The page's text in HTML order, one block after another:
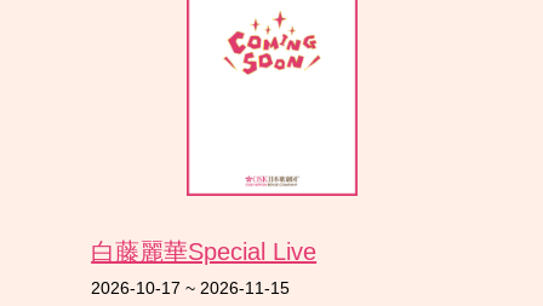
白藤麗華Special Live
2026-10-17 ~ 2026-11-15